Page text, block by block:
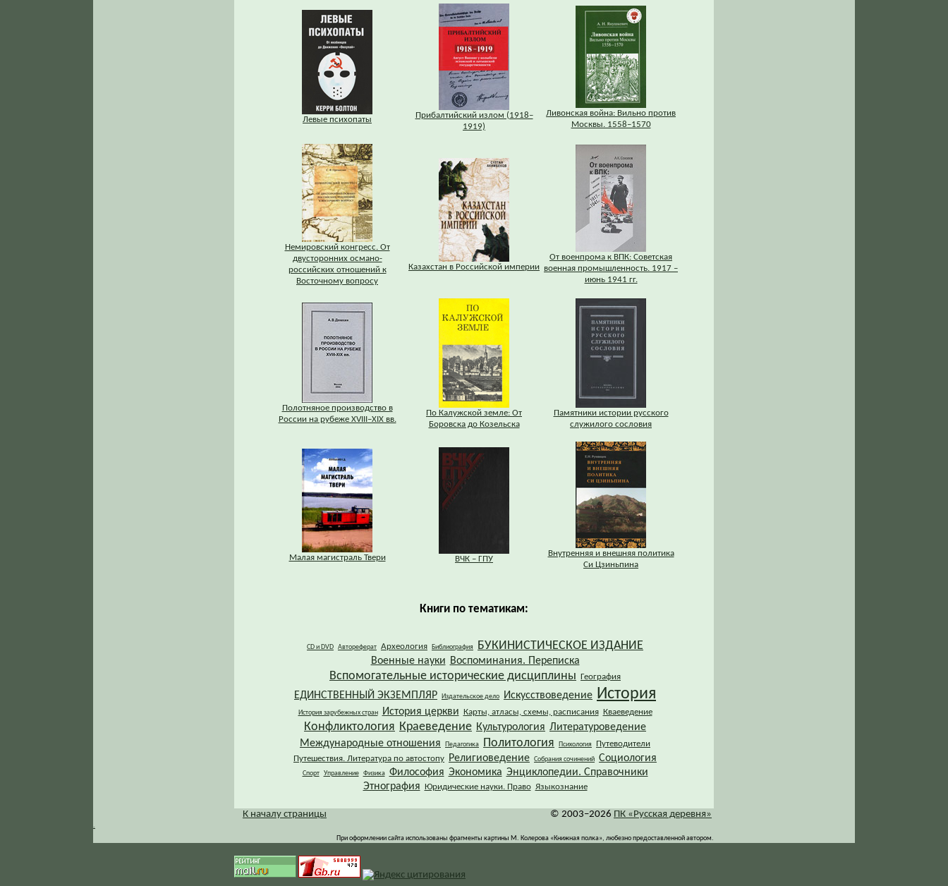
Левые психопаты
Прибалтийский излом (1918–
1919)
Ливонская война: Вильно против
Москвы. 1558–1570
Немировский конгресс. От
двусторонних османо-
российских отношений к
Восточному вопросу
Казахстан в Российской империи
От военпрома к ВПК: Советская
военная промышленность. 1917 –
июнь 1941 гг.
Полотняное производство в
России на рубеже XVIII–XIX вв.
По Калужской земле: От
Боровска до Козельска
Памятники истории русского
служилого сословия
Малая магистраль Твери ВЧК – ГПУ
Внутренняя и внешняя политика
Си Цзиньпина
Книги по тематикам:
CD и DVD Автореферат Археология Библиография БУКИНИСТИЧЕСКОЕ ИЗДАНИЕ
Военные науки Воспоминания. Переписка
Вспомогательные исторические дисциплины География
ЕДИНСТВЕННЫЙ ЭКЗЕМПЛЯР Издательское дело Искусствоведение История
История зарубежных стран История церкви Карты, атласы, схемы, расписания Кваеведение
Конфликтология Краеведение Культурология Литературоведение
Международные отношения
Педагогика Политология Психология
Путеводители
Путешествия. Литература по автостопу
Религиоведение Собрания сочинений Социология
Спорт Управление Физика Философия Экономика Энциклопедии. Справочники
Этнография Юридические науки. Право Языкознание
.
К началу страницы © 2003–2026 ПК «Русская деревня»
При оформлении сайта использованы фрагменты картины М. Колерова «Книжная полка», любезно предоставленной автором.